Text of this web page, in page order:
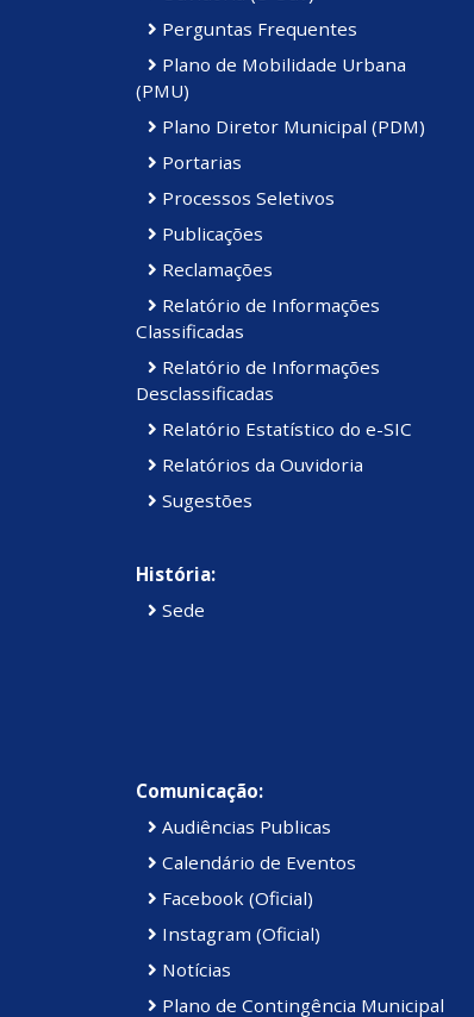
Perguntas Frequentes
Plano de Mobilidade Urbana
(PMU)
Plano Diretor Municipal (PDM)
Portarias
Processos Seletivos
Publicações
Reclamações
Relatório de Informações
Classificadas
Relatório de Informações
Desclassificadas
Relatório Estatístico do e-SIC
Relatórios da Ouvidoria
Sugestões
História:
Sede
Comunicação:
Audiências Publicas
Calendário de Eventos
Facebook (Oficial)
Instagram (Oficial)
Notícias
Plano de Contingência Municipal